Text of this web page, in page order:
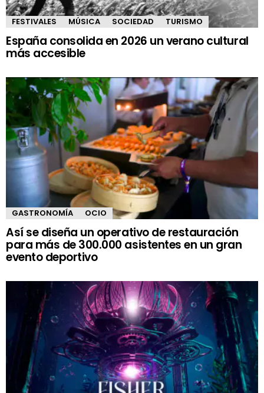
FESTIVALES MÚSICA SOCIEDAD TURISMO
España consolida en 2026 un verano cultural
más accesible
GASTRONOMÍA OCIO
Así se diseña un operativo de restauración
para más de 300.000 asistentes en un gran
evento deportivo